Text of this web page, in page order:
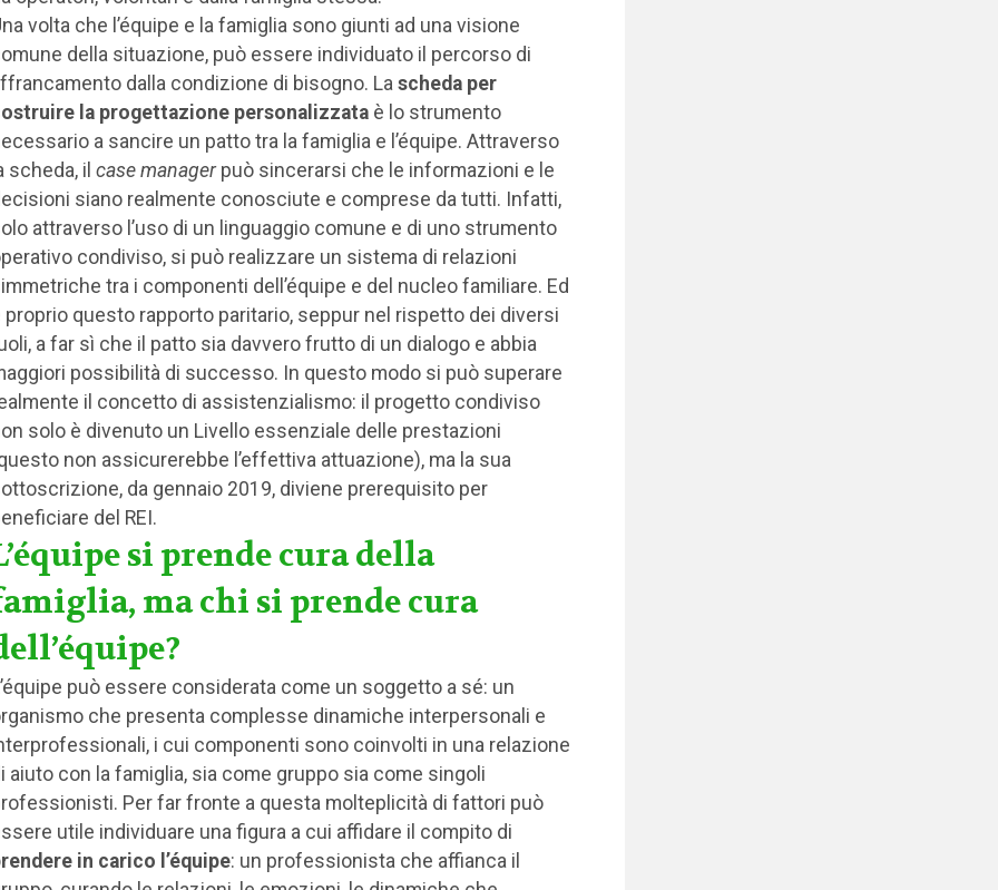
volta che l’équipe e la famiglia sono giunti ad una visione
della situazione, può essere individuato il percorso di
dalla condizione di bisogno. La scheda per
la progettazione personalizzata è lo strumento
a sancire un patto tra la famiglia e l’équipe. Attraverso
scheda, il case managerpuò sincerarsi che le informazioni e le
siano realmente conosciute e comprese da tutti. Infatti,
attraverso l’uso di un linguaggio comune e di uno strumento
condiviso, si può realizzare un sistema di relazioni
tra i componenti dell’équipe e del nucleo familiare. Ed
proprio questo rapporto paritario, seppur nel rispetto dei diversi
a far sì che il patto sia davvero frutto di un dialogo e abbia
possibilità di successo. In questo modo si può superare
il concetto di assistenzialismo: il progetto condiviso
solo è divenuto un Livello essenziale delle prestazioni
non assicurerebbe l’effettiva attuazione), ma la sua
da gennaio 2019, diviene prerequisito per
del REI.
si prende cura della
ma chi si prende cura
può essere considerata come un soggetto a sé: un
che presenta complesse dinamiche interpersonali e
i cui componenti sono coinvolti in una relazione
aiuto con la famiglia, sia come gruppo sia come singoli
Per far fronte a questa molteplicità di fattori può
utile individuare una figura a cui affidare il compito di
in carico l’équipe: un professionista che affianca il